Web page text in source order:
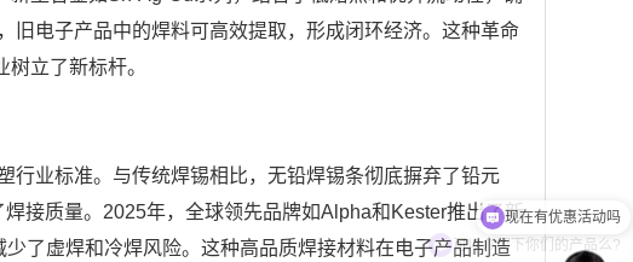
电子产品中的焊料可高效提取，形成闭环经济。这种革命
立了新标杆。
行业标准。与传统焊锡相比，无铅焊锡条彻底摒弃了铅元
接质量。2025年，全球领先品牌如Alpha和Kester推出了新
了虚焊和冷焊风险。这种高品质焊接材料在电子产品制造
可以介绍下你们的产品么?